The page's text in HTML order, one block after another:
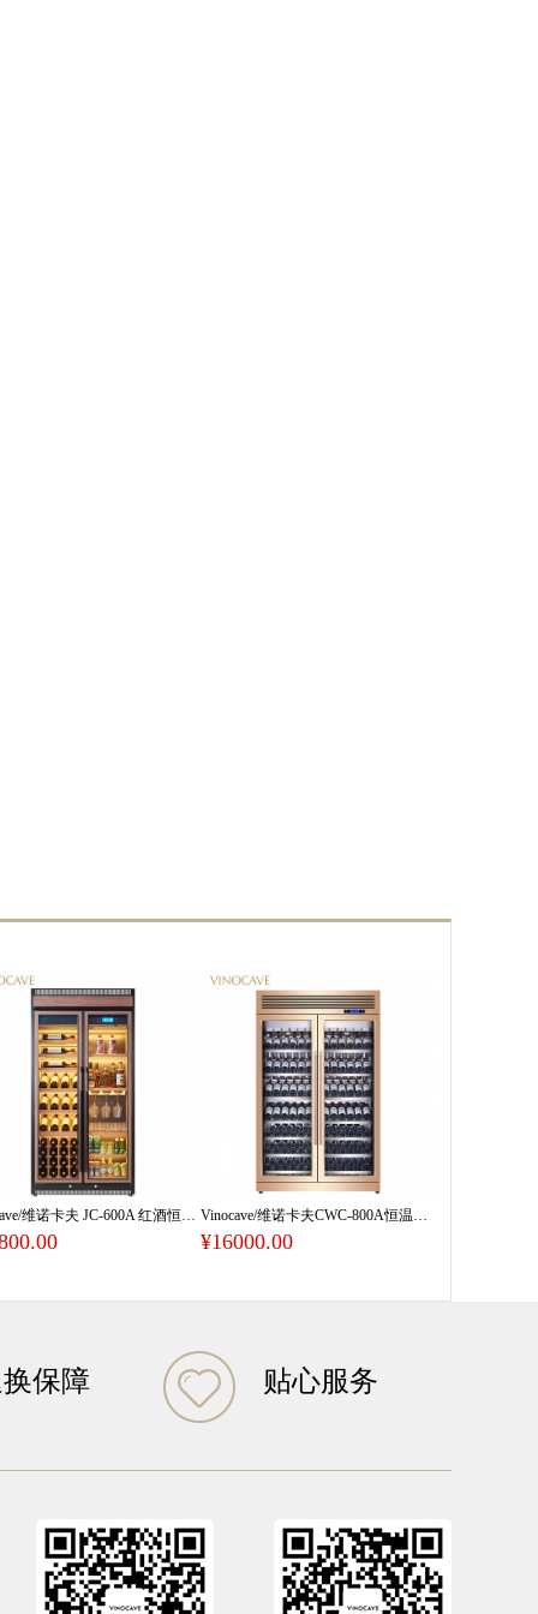
Vinocave/维诺卡夫 JC-600A 红酒恒温酒柜大容量定制 Vinocave/维诺卡夫CWC-800A恒温酒柜 家用冰吧 定制酒柜
¥16000.00
保障 贴心服务